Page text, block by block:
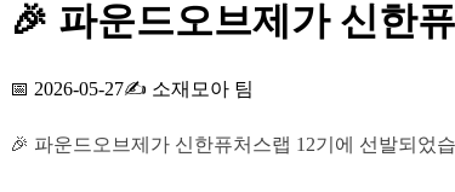
🎉 파운드오브제가 신한
📅 2026-05-27✍️ 소재모아 팀
🎉 파운드오브제가 신한퓨처스랩 12기에 선발되었